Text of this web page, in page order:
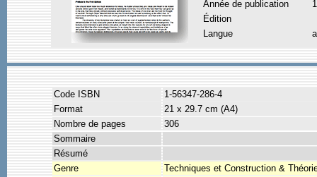
Année de publication
Édition
Langue
Code ISBN
1-56347-286-4
Format
21 x 29.7 cm (A4)
Nombre de pages
306
Sommaire
Résumé
Genre
Techniques et Construction &